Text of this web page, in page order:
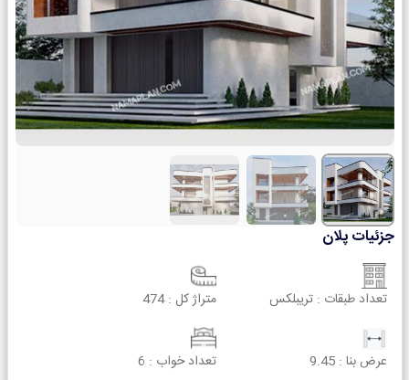
جزئیات پلان
تعداد طبقات :تریبلکس متراژ کل :474
عرض بنا :9.45 تعداد خواب : 6